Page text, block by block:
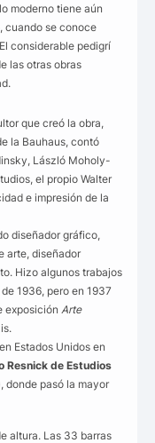
moderno tiene aún
cuando se conoce
considerable pedigrí
las otras obras
que creó la obra,
la Bauhaus, contó
László Moholy-
el propio Walter
e impresión de la
diseñador gráfico,
arte, diseñador
Hizo algunos trabajos
1936, pero en 1937
exposición Arte
Estados Unidos en
Resnick de Estudios
donde pasó la mayor
altura. Las 33 barras